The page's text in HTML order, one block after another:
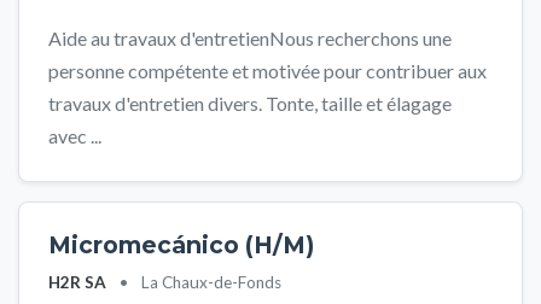
Aide au travaux d'entretienNous recherchons une
personne compétente et motivée pour contribuer aux
travaux d'entretien divers. Tonte, taille et élagage
avec ...
Micromecánico (H/M)
H2R SA •
La Chaux-de-Fonds